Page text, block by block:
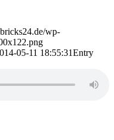
wp-
05-11 18:55:31Entry